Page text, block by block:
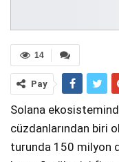
14
Pay
Solana
cüzdanlarından biri
turunda 150 milyon